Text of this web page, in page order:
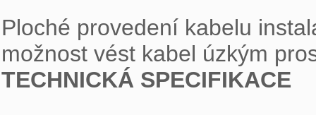
Ploché provedení kabelu
TECHNICKÁ SPECIFIKACE